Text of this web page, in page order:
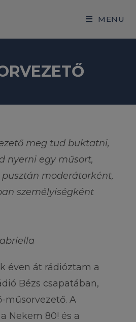
MENU
meg tud buktatni,
nyerni egy műsort,
moderátorként,
személyiségként
éven át rádióztam a
Bézs csapatában,
műsorvezető. A
Nekem 80! és a